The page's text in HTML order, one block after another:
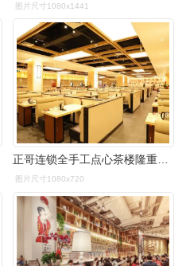
图片尺寸1080x1441
正哥连锁全手工点心茶楼隆重开业午晚市全场还88折88折
图片尺寸1080x720